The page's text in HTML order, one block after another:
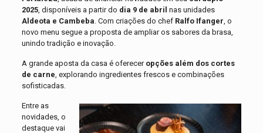
2025, disponíveis a partir do dia 9 de abril nas unidades
Aldeota e Cambeba . Com criações do chef Ralfo Ifanger , o
novo menu segue a proposta de ampliar os sabores da brasa,
unindo tradição e inovação.
A grande aposta da casa é oferecer opções além dos cortes
de carne , explorando ingredientes frescos e combinações
sofisticadas.
Entre as
novidades, o
destaque vai